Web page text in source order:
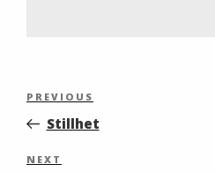
Inläggsnavigering
Previous
Post
PREVIOUS
Stillhet
Next
NEXT